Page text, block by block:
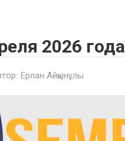
2026 года
Ерлан Айқынұлы